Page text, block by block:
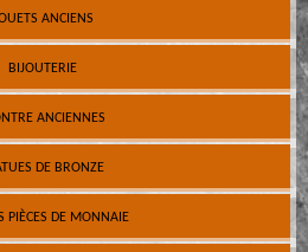
ANCIENS
BIJOUTERIE
ANCIENNES
DE BRONZE
PIÈCES DE MONNAIE